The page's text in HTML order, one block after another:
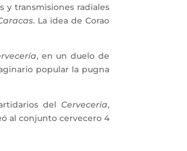
y transmisiones radiales
. La idea de Corao
, en un duelo de
popular la pugna
del Cervecería,
al conjunto cervecero 4